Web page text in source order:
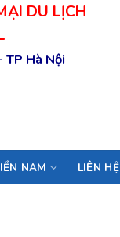
DU LỊCH
TP Hà Nội
NAM LIÊN HỆ